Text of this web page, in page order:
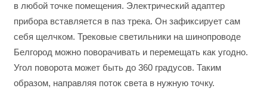
в любой точке помещения. Электрический адаптер
прибора вставляется в паз трека. Он зафиксирует сам
себя щелчком. Трековые светильники на шинопроводе
Белгород можно поворачивать и перемещать как угодно.
Угол поворота может быть до 360 градусов. Таким
образом, направляя поток света в нужную точку.